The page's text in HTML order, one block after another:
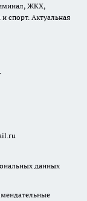
ЖКХ,
спорт. Актуальная
данных